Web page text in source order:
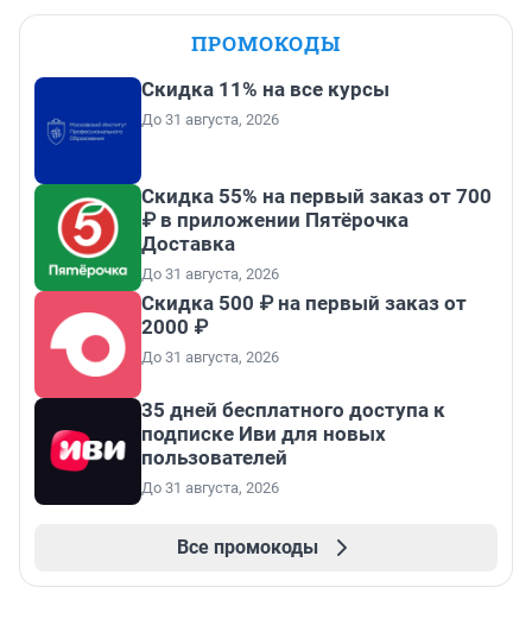
ПРОМОКОДЫ
Скидка 11% на все курсы
До 31 августа, 2026
Скидка 55% на первый заказ от 700
₽ в приложении Пятёрочка
Доставка
До 31 августа, 2026
Скидка 500 ₽ на первый заказ от
2000 ₽
До 31 августа, 2026
35 дней бесплатного доступа к
подписке Иви для новых
пользователей
До 31 августа, 2026
Все промокоды